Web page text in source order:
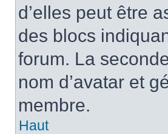
d’elles peut être
des blocs
forum. La
nom d’avatar et
membre.
Haut